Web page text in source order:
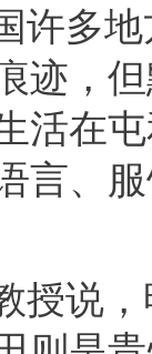
许多
迹，
活在
言、
授说